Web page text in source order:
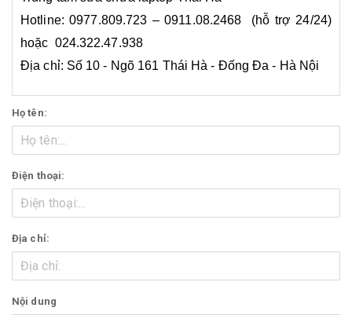
Hotline: 0977.809.723 – 0911.08.2468 (hỗ trợ 24/24)
hoặc 024.322.47.938
Địa chỉ: Số 10 - Ngõ 161 Thái Hà - Đống Đa - Hà Nội
Họ tên:
Điện thoại:
Địa chỉ:
Nội dung